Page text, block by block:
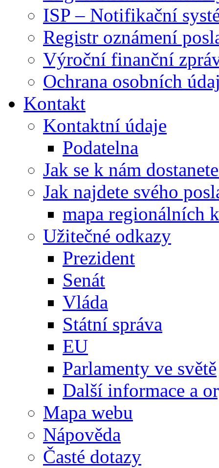
ISP – Notifikační
Registr oznámení
Výroční finanční
Ochrana osobních
Kontakt
Kontaktní údaje
Podatelna
Jak se k nám
Jak najdete svého
mapa regionálních
Užitečné odkazy
Prezident
Senát
Vláda
Státní správa
EU
Parlamenty ve světě
Další informace a
Mapa webu
Nápověda
Časté dotazy